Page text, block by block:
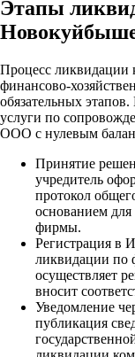
Этапы
Процесс ликвидации
финансово-
обязательных
услуги по
ООО с нулевым
Принятие
учредитель
протокол
основанием
фирмы.
Регистрация в
ликвидации по
осуществляет
вносит
Уведомление
публикация